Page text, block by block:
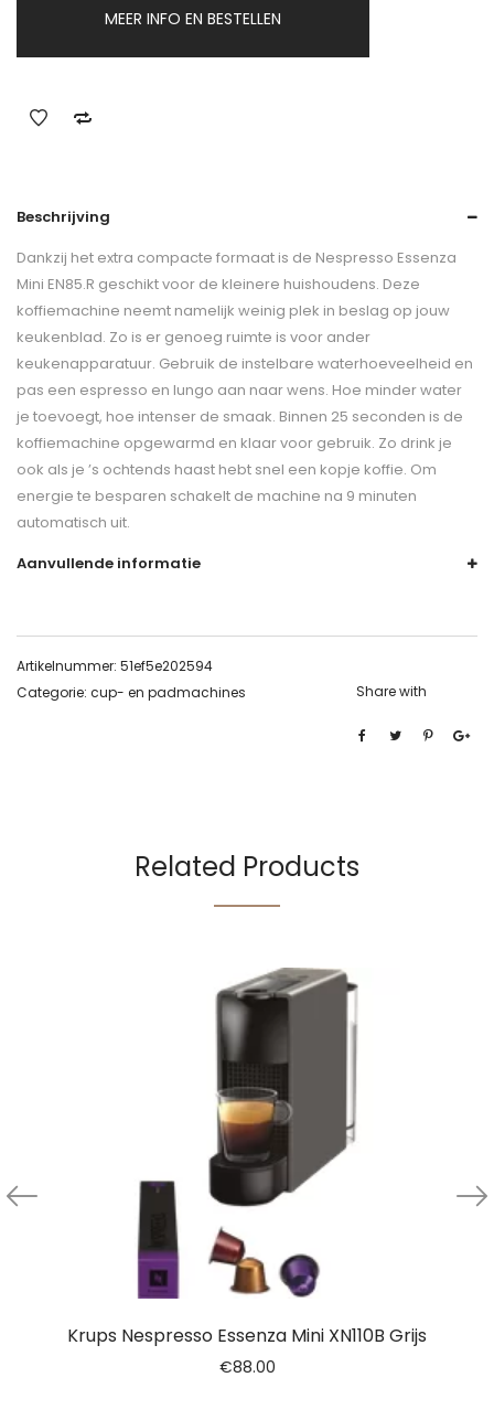
MEER INFO EN BESTELLEN
Beschrijving
Dankzij het extra compacte formaat is de Nespresso Essenza
Mini EN85.R geschikt voor de kleinere huishoudens. Deze
koffiemachine neemt namelijk weinig plek in beslag op jouw
keukenblad. Zo is er genoeg ruimte is voor ander
keukenapparatuur. Gebruik de instelbare waterhoeveelheid en
pas een espresso en lungo aan naar wens. Hoe minder water
je toevoegt, hoe intenser de smaak. Binnen 25 seconden is de
koffiemachine opgewarmd en klaar voor gebruik. Zo drink je
ook als je ’s ochtends haast hebt snel een kopje koffie. Om
energie te besparen schakelt de machine na 9 minuten
automatisch uit.
Aanvullende informatie
Artikelnummer: 51ef5e202594
Categorie: cup- en padmachines Share with
Related Products
Krups Nespresso Essenza Mini XN110B Grijs
€88.00